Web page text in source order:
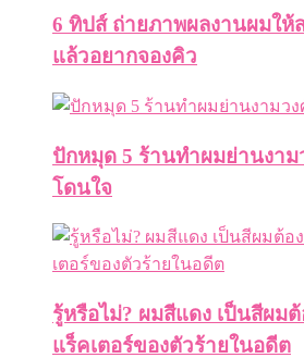
6 ทิปส์ ถ่ายภาพผลงานผมให้
แล้วอยากจองคิว
ปักหมุด 5 ร้านทำผมย่านงาม
โดนใจ
รู้หรือไม่? ผมสีแดง เป็นสีผม
แร็คเตอร์ของตัวร้ายในอดีต